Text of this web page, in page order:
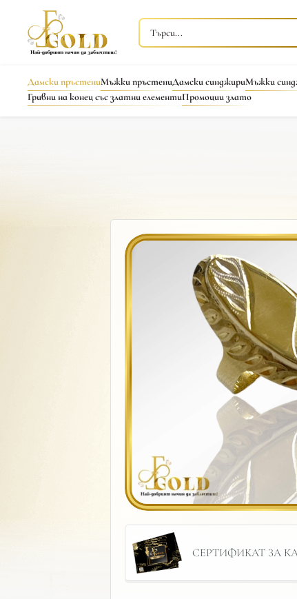
Дамски пръстениМъжки пръстениДамски синджириМъжки
Гривни на конец със златни елементиПромоции злато
СЕРТИФИКАТ ЗА